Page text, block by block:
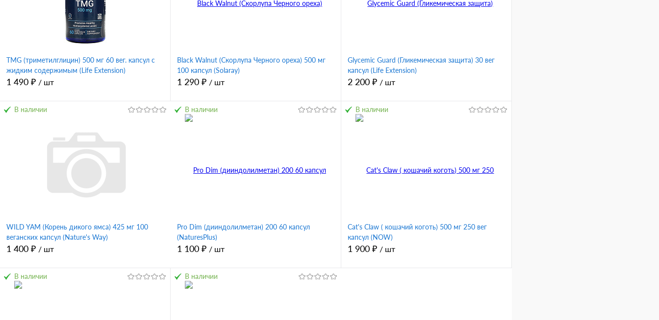
TMG (триметилглицин) 500 мг 60 вег. капсул с
жидким содержимым (Life Extension)
1 490 ₽ / шт
Купить в 1 клик
Сравнение
В избранное
Black Walnut (Скорлупа Черного ореха) 500 мг
100 капсул (Solaray)
1 290 ₽ / шт
Glycemic Guard (Гликемическая защита) 30 вег
капсул (Life Extension)
2 200 ₽ / шт
WILD YAM (Корень дикого ямса) 425 мг 100
веганских капсул (Nature's Way)
1 400 ₽ / шт
В наличии
Pro Dim (дииндолилметан) 200 60 капсул
(NaturesPlus)
1 100 ₽ / шт
В наличии
Cat's Claw ( кошачий коготь) 500 мг 250 вег
капсул (NOW)
1 900 ₽ / шт
В наличии
В наличии В наличии